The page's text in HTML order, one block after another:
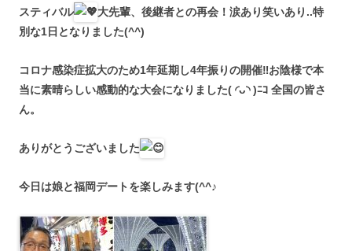
スティバル
大先輩、後継者との再会！涙あり笑いあり..特
別な1日となりました(^^)
コロナ感染症拡大のため1年延期し4年振りの開催‼︎お陰様で本
当に素晴らしい感動的な大会になりました( ◜ᴗ◝ )ﾆｺ 全国の皆さ
ん。
ありがとうございました
今日は娘と福岡デートを楽しみます(^^♪